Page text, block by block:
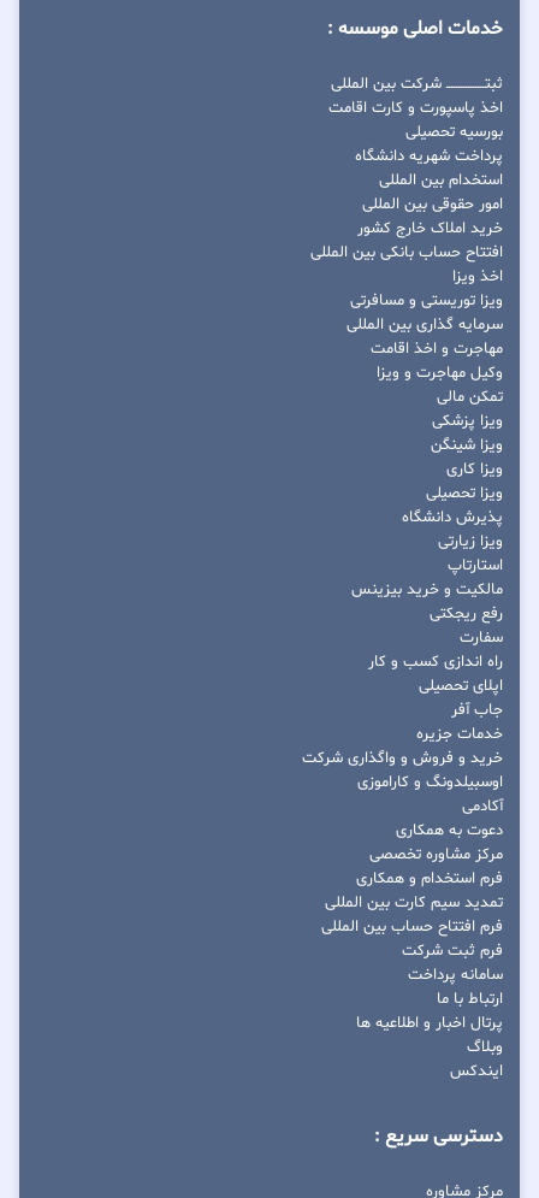
خدمات اصلی موسسه :
ثبتــــــــــــــــ شرکت بین المللی
اخذ پاسپورت و کارت اقامت
بورسیه تحصیلی
پرداخت شهریه دانشگاه
استخدام بین المللی
امور حقوقی بین المللی
خرید املاک خارج کشور
افتتاح حساب بانکی بین المللی
اخذ ویزا
ویزا توریستی و مسافرتی
سرمایه گذاری بین المللی
مهاجرت و اخذ اقامت
وکیل مهاجرت و ویزا
تمکن مالی
ویزا پزشکی
ویزا شینگن
ویزا کاری
ویزا تحصیلی
پذیرش دانشگاه
ویزا زیارتی
استارتاپ
مالکیت و خرید بیزینس
رفع ریجکتی
سفارت
راه اندازی کسب و کار
اپلای تحصیلی
جاب آفر
خدمات جزیره
خرید و فروش و واگذاری شرکت
اوسبیلدونگ و کاراموزی
آکادمی
دعوت به همکاری
مرکز مشاوره تخصصی
فرم استخدام و همکاری
تمدید سیم کارت بین المللی
فرم افتتاح حساب بین المللی
فرم ثبت شرکت
سامانه پرداخت
ارتباط با ما
پرتال اخبار و اطلاعیه ها
وبلاگ
ایندکس
دسترسی سریع :
مرکز مشاوره